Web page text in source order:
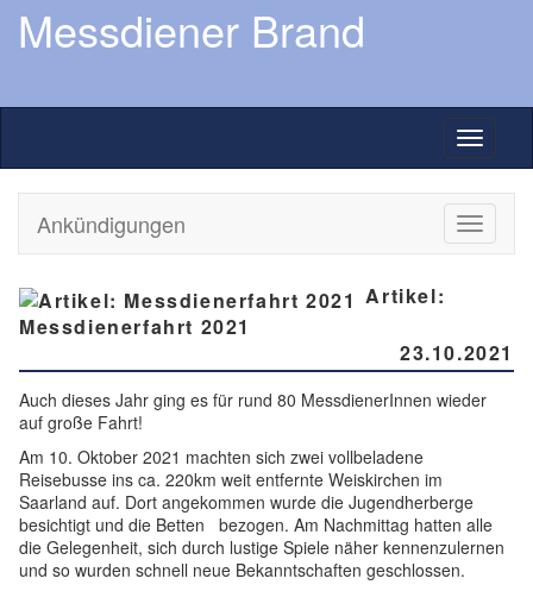
Messdiener Brand
Toggle
Toggle
Ankündigungen
Artikel:
Messdienerfahrt 2021
23.10.2021
Auch dieses Jahr ging es für rund 80 MessdienerInnen wieder
auf große Fahrt!
Am 10. Oktober 2021 machten sich zwei vollbeladene
Reisebusse ins ca. 220km weit entfernte Weiskirchen im
Saarland auf. Dort angekommen wurde die Jugendherberge
besichtigt und die Betten bezogen. Am Nachmittag hatten alle
die Gelegenheit, sich durch lustige Spiele näher kennenzulernen
und so wurden schnell neue Bekanntschaften geschlossen.